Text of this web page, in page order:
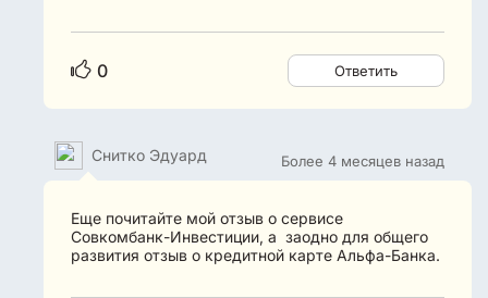
0 Ответить
Более 4 месяцев назад
Снитко Эдуард
Еще почитайте мой отзыв о сервисе
Совкомбанк-Инвестиции, а заодно для общего
развития отзыв о кредитной карте Альфа-Банка.